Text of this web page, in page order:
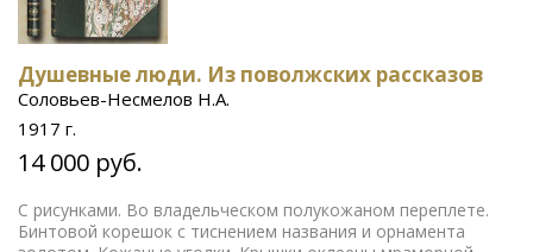
Душевные люди. Из поволжских рассказов
Соловьев-Несмелов Н.А.
1917 г.
14 000 руб.
С рисунками. Во владельческом полукожаном переплете.
Бинтовой корешок с тиснением названия и орнамента